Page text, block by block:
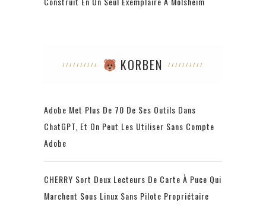
KORBEN
Adobe Met Plus De 70 De Ses Outils Dans
ChatGPT, Et On Peut Les Utiliser Sans Compte
Adobe
CHERRY Sort Deux Lecteurs De Carte À Puce Qui
Marchent Sous Linux Sans Pilote Propriétaire